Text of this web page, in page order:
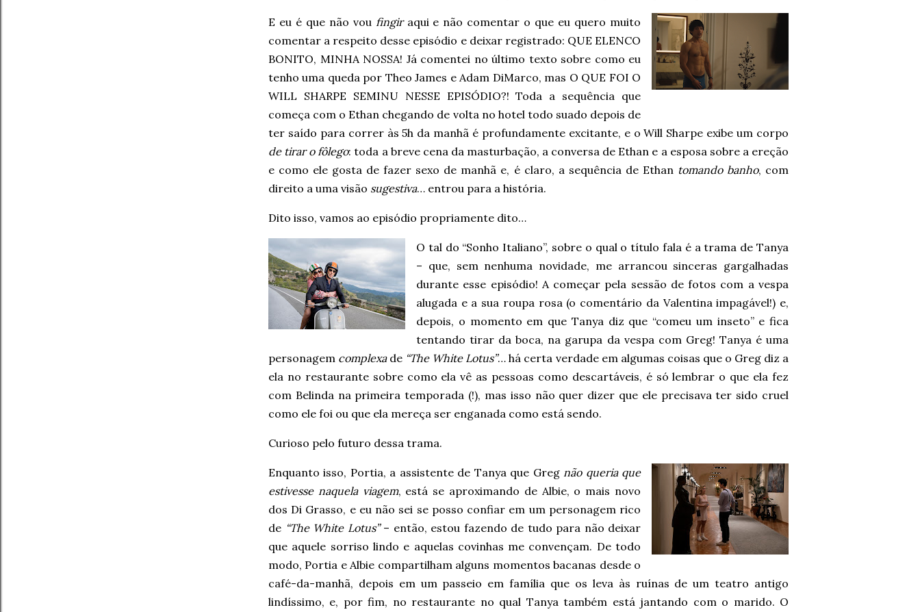
E eu é que não vou fingiraqui e não comentar o que eu quero muito
comentar a respeito desse episódio e deixar registrado: QUE ELENCO
BONITO, MINHA NOSSA! Já comentei no último texto sobre como eu
tenho uma queda por Theo James e Adam DiMarco, mas O QUE FOI O
WILL SHARPE SEMINU NESSE EPISÓDIO?! Toda a sequência que
começa com o Ethan chegando de volta no hotel todo suado depois de
ter saído para correr às 5h da manhã é profundamente excitante, e o Will Sharpe exibe um corpo
de tirar o fôlego: toda a breve cena da masturbação, a conversa de Ethan e a esposa sobre a ereção
e como ele gosta de fazer sexo de manhã e, é claro, a sequência de Ethan tomando banho, com
direito a uma visão sugestiva… entrou para a história.
Dito isso, vamos ao episódio propriamente dito…
O tal do “Sonho Italiano”, sobre o qual o título fala é a trama de Tanya
– que, sem nenhuma novidade, me arrancou sinceras gargalhadas
durante esse episódio! A começar pela sessão de fotos com a vespa
alugada e a sua roupa rosa (o comentário da Valentina impagável!) e,
depois, o momento em que Tanya diz que “comeu um inseto” e fica
tentando tirar da boca, na garupa da vespa com Greg! Tanya é uma
personagem complexade “The White Lotus”… há certa verdade em algumas coisas que o Greg diz a
ela no restaurante sobre como ela vê as pessoas como descartáveis, é só lembrar o que ela fez
com Belinda na primeira temporada (!), mas isso não quer dizer que ele precisava ter sido cruel
como ele foi ou que ela mereça ser enganada como está sendo.
Curioso pelo futuro dessa trama.
Enquanto isso, Portia, a assistente de Tanya que Gregnão queria que
estivesse naquela viagem, está se aproximando de Albie, o mais novo
dos Di Grasso, e eu não sei se posso confiar em um personagem rico
de “The White Lotus”– então, estou fazendo de tudo para não deixar
que aquele sorriso lindo e aquelas covinhas me convençam. De todo
modo, Portia e Albie compartilham alguns momentos bacanas desde o
café-da-manhã, depois em um passeio em família que os leva às ruínas de um teatro antigo
lindíssimo, e, por fim, no restaurante no qual Tanya também está jantando com o marido. O